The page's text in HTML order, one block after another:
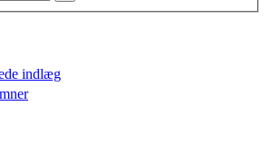
indlæg